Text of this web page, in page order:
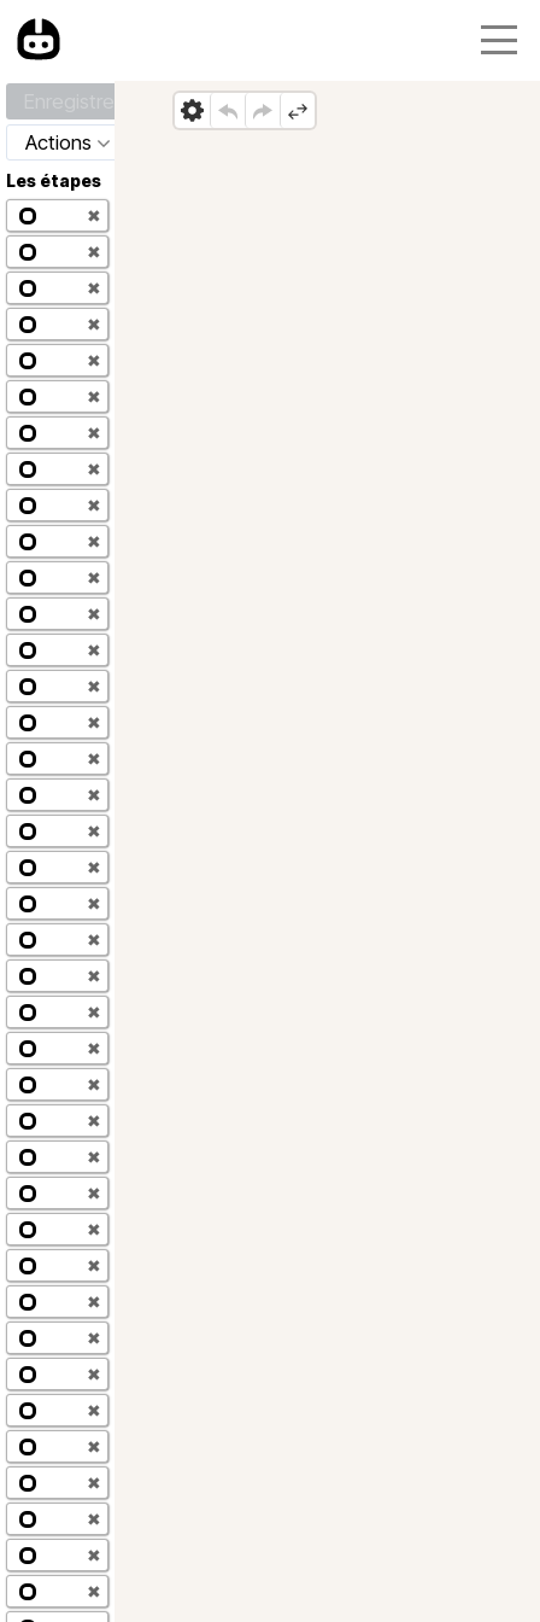
Actions
Les étapes
✖
✖
✖
✖
✖
✖
✖
✖
✖
✖
✖
✖
✖
✖
✖
✖
✖
✖
✖
✖
✖
✖
✖
✖
✖
✖
✖
✖
✖
✖
✖
✖
✖
✖
✖
✖
✖
✖
✖